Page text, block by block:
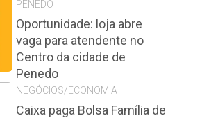
PENEDO
Oportunidade: loja abre
vaga para atendente no
Centro da cidade de
Penedo
NEGÓCIOS/ECONOMIA
Caixa paga Bolsa Família de